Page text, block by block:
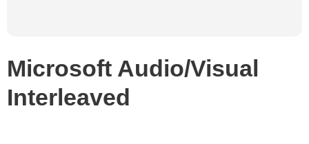
Microsoft Audio/Visual
Interleaved